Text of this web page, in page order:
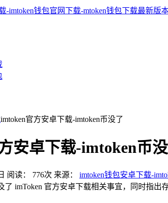
imtoken官方安卓下载-imtoken币没了
安卓下载-imtoken币
阅读： 776次 来源： imtoken钱包安卓下载-
了 imToken 官方安卓下载相关事宜，同时指